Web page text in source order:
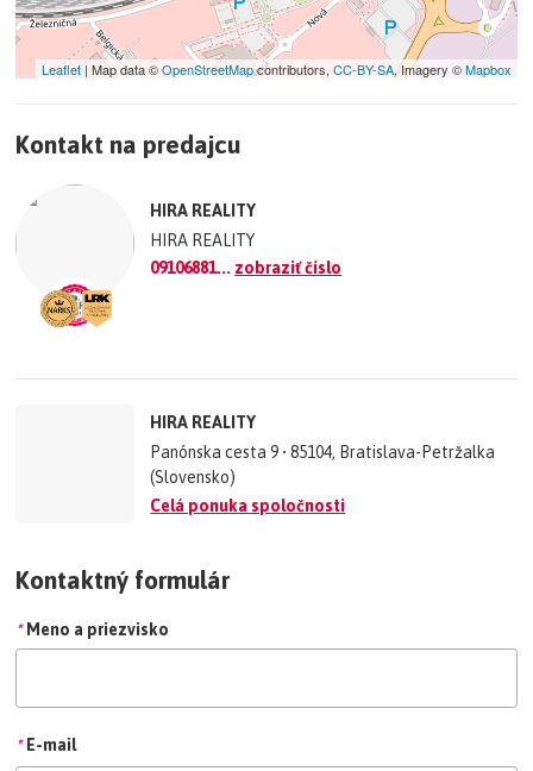
−
©OpenStreetMap
Leaflet| Map data ©OpenStreetMapcontributors, CC-BY-SA, Imagery ©Mapbox
Kontakt na predajcu
HIRA REALITY
HIRA REALITY
09106881... zobraziť číslo
HIRA REALITY
Panónska cesta 9 • 85104, Bratislava-Petržalka
(Slovensko)
Celá ponuka spoločnosti
Kontaktný formulár
* Meno a priezvisko
* E-mail